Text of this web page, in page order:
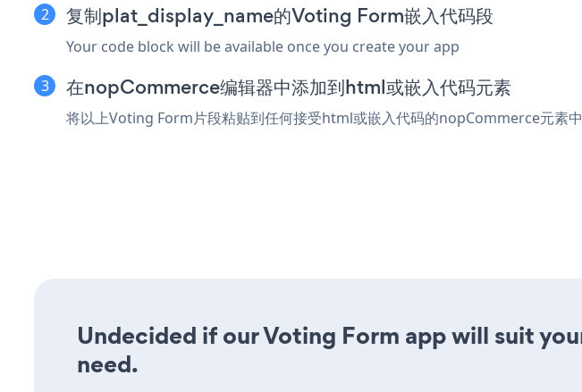
复制plat_display_name的Voting Form嵌入代码段
Your code block will be available once you create your app
在nopCommerce编辑器中添加到html或嵌入代码元素
将以上Voting Form片段粘贴到任何接受html或嵌入代码的nopCommerce元素
Undecided if our Voting Form app will suit
need.